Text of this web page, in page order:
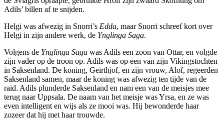
Adils’ billen af te snijden.
Helgi was afwezig in Snorri’s Edda, maar Snorri schreef kort over
Helgi in zijn andere werk, de Ynglinga Saga.
Volgens de Ynglinga Saga was Adils een zoon van Ottar, en volgde
zijn vader op de troon op. Adils was op een van zijn Vikingstochten
in Saksenland. De koning, Geirthjof, en zijn vrouw, Alof, regeerden
Saksenland samen, maar de koning was afwezig ten tijde van de
raid. Adils plunderde Saksenland en nam een van de meisjes mee
terug naar Uppsala. De naam van het meisje was Yrsa, en ze was
even intelligent en wijs als ze mooi was. Hij bewonderde haar
zozeer dat hij met haar trouwde.